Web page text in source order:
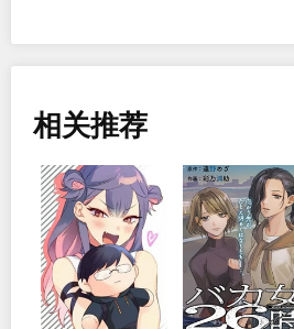
相关推荐